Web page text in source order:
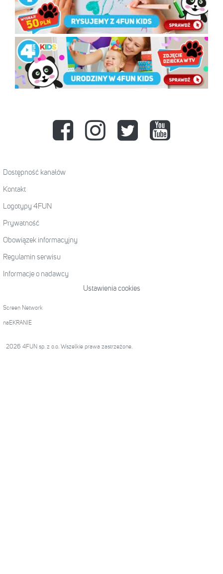
Dostępność kanałów
Kontakt
Logotypy 4FUN
Prywatność
Obowiązek informacyjny
Regulamin serwisu
Informacje o nadawcy
Ustawienia cookies
Screen Network
naEKRANIE
2026 4FUN sp. z o.o. Wszelkie prawa zastrzeżone.